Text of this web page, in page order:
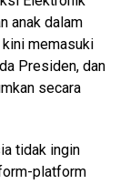
anak dalam
memasuki
Presiden, dan
secara
tidak ingin
platform